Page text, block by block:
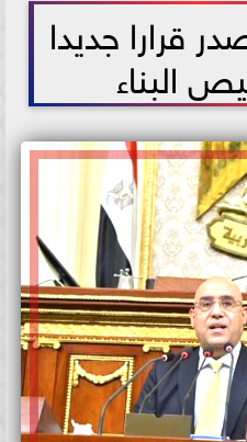
قرارا جديدا
البناء